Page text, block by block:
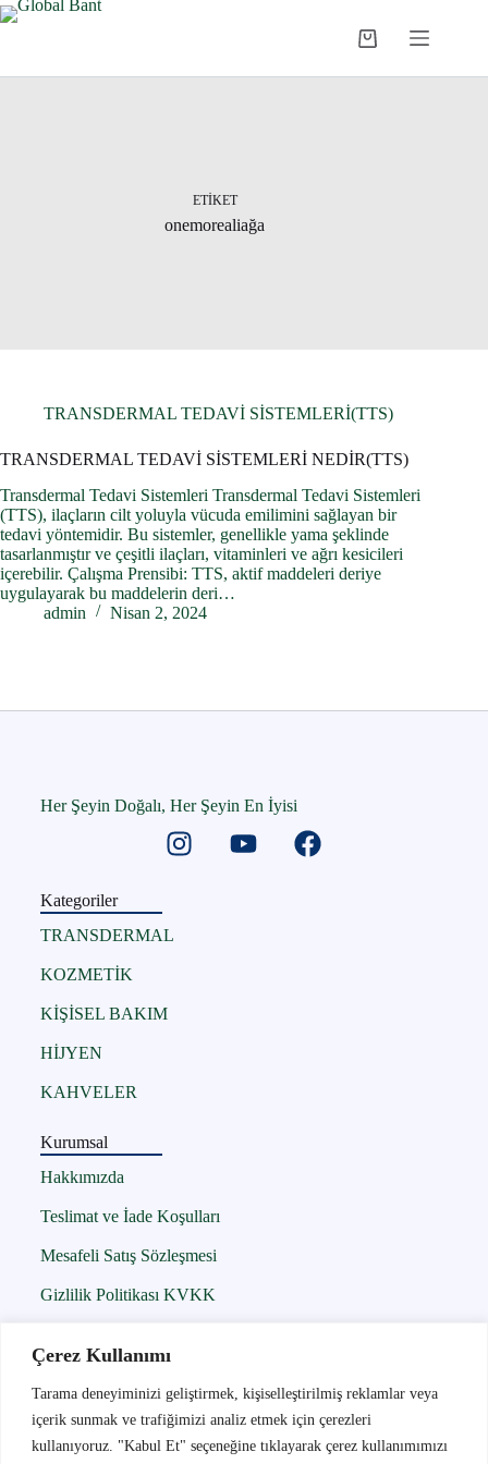
Çerez Kullanımı
Tarama deneyiminizi geliştirmek, kişiselleştirilmiş reklamlar veya
içerik sunmak ve trafiğimizi analiz etmek için çerezleri
kullanıyoruz. "Kabul Et" seçeneğine tıklayarak çerez kullanımımızı
ETIKET
onemorealiağa
TRANSDERMAL TEDAVİ SİSTEMLERİ(TTS)
TRANSDERMAL TEDAVİ SİSTEMLERİ NEDİR(TTS)
Transdermal Tedavi Sistemleri Transdermal Tedavi Sistemleri
(TTS), ilaçların cilt yoluyla vücuda emilimini sağlayan bir
tedavi yöntemidir. Bu sistemler, genellikle yama şeklinde
tasarlanmıştır ve çeşitli ilaçları, vitaminleri ve ağrı kesicileri
içerebilir. Çalışma Prensibi: TTS, aktif maddeleri deriye
uygulayarak bu maddelerin deri…
admin
Nisan 2, 2024
Her Şeyin Doğalı, Her Şeyin En İyisi
Kategoriler
TRANSDERMAL
KOZMETİK
KİŞİSEL BAKIM
HİJYEN
KAHVELER
Kurumsal
Hakkımızda
Teslimat ve İade Koşulları
Mesafeli Satış Sözleşmesi
Gizlilik Politikası KVKK
İletişim
05300956242